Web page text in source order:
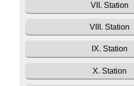
VII. Station
VIII. Station
IX. Station
X. Station